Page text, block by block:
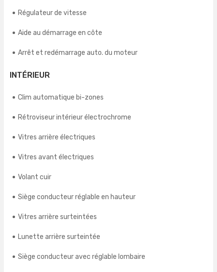
Régulateur de vitesse
Aide au démarrage en côte
Arrêt et redémarrage auto. du moteur
INTÉRIEUR
Clim automatique bi-zones
Rétroviseur intérieur électrochrome
Vitres arrière électriques
Vitres avant électriques
Volant cuir
Siège conducteur réglable en hauteur
Vitres arrière surteintées
Lunette arrière surteintée
Siège conducteur avec réglable lombaire